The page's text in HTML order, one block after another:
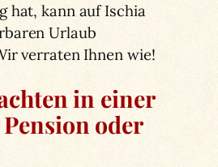
hat, kann auf Ischia
Urlaub
verraten Ihnen wie!
in einer
oder